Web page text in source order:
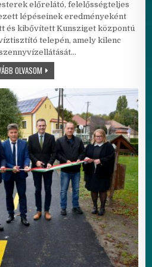
előrelátó, felelősségteljes
lépéseinek eredményeként
és kibővített Kunsziget központú
telepén, amely kilenc
OLVASOMKUNSZIGET ÉS TÉRSÉGE